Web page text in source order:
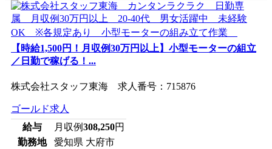
【時給1,500円！月収例30万円以上】小型モーターの組立
／日勤で稼げる！...
株式会社スタッフ東海 求人番号：715876
ゴールド求人
給与
月収例308,250円
勤務地
愛知県 大府市